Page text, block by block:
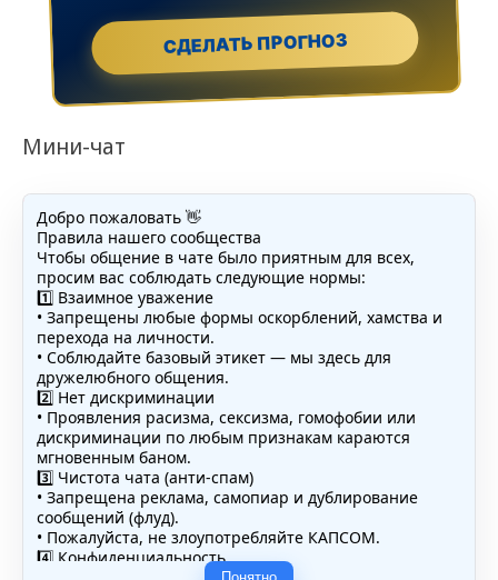
СДЕЛАТЬ ПРОГНОЗ
Мини-чат
Добро пожаловать 👋
Правила нашего сообщества
Чтобы общение в чате было приятным для всех,
просим вас соблюдать следующие нормы:
1️⃣ Взаимное уважение
• Запрещены любые формы оскорблений, хамства и
перехода на личности.
• Соблюдайте базовый этикет — мы здесь для
дружелюбного общения.
2️⃣ Нет дискриминации
• Проявления расизма, сексизма, гомофобии или
дискриминации по любым признакам караются
мгновенным баном.
3️⃣ Чистота чата (анти-спам)
• Запрещена реклама, самопиар и дублирование
сообщений (флуд).
• Пожалуйста, не злоупотребляйте КАПСОМ.
4️⃣ Конфиденциальность